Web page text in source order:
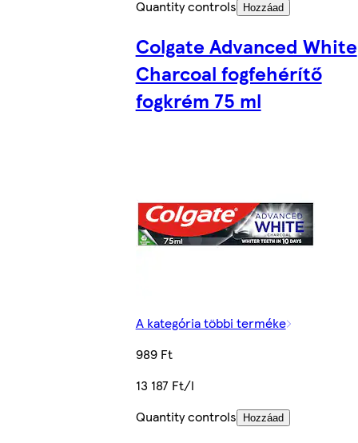
Quantity controls
Hozzáad
Colgate Advanced White
Charcoal fogfehérítő
fogkrém 75 ml
A kategória többi terméke
989 Ft
13 187 Ft/l
Quantity controls
Hozzáad